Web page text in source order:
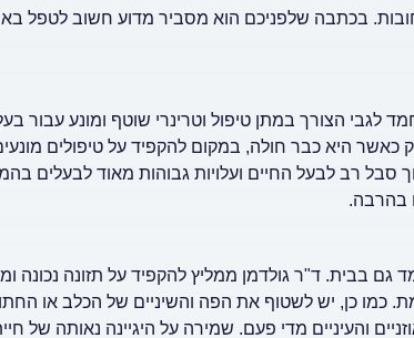
בכתבה שלפניכם הוא מסביר מדוע חשוב לטפל
הצורך במתן טיפול וטרינרי שוטף ומונע עבור
היא כבר חולה, במקום להקפיד על טיפולים מונעים
סבל רב לבעל החיים ועלויות גבוהות מאוד לבעלים
בהרבה.
בבית. ד"ר גולדמן ממליץ להקפיד על תזונה נכונה
כמו כן, יש לשטוף את הפה והשיניים של הכלב או
והעיניים מדי פעם. שמירה על היגיינה נאותה של